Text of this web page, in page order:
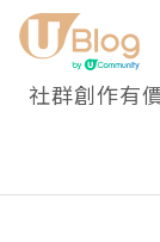
社群創作有